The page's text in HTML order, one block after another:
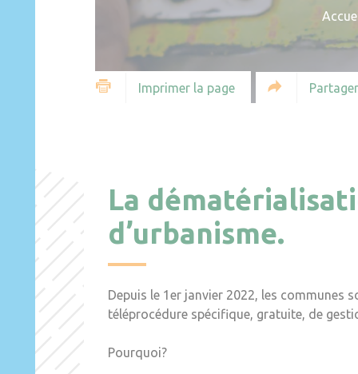
Imprimer la page
La
d’urbanisme.
Depuis le 1er janvier 2022, les communes
téléprocédure spécifique, gratuite, de
Pourquoi?